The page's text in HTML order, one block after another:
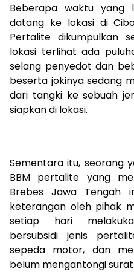
Beberapa waktu yang
datang ke lokasi di
Pertalite dikumpulkan
lokasi terlihat ada
selang penyedot dan
beserta jokinya sedang
dari tangki ke sebuah
siapkan di lokasi.
Sementara itu, seorang
BBM pertalite yang
Brebes Jawa Tengah
keterangan oleh pihak
setiap hari
bersubsidi jenis
sepeda motor, dan
belum mengantongi surat